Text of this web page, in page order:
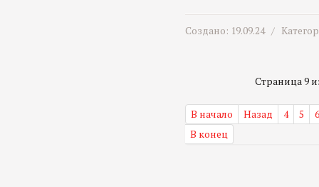
Создано: 19.09.24 /
Страница 9
В начало Назад 4 5
6
В конец